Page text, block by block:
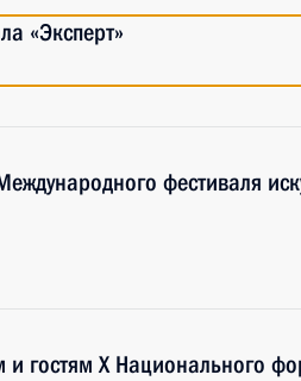
«Эксперт»
фестиваля
и гостям Х Национального